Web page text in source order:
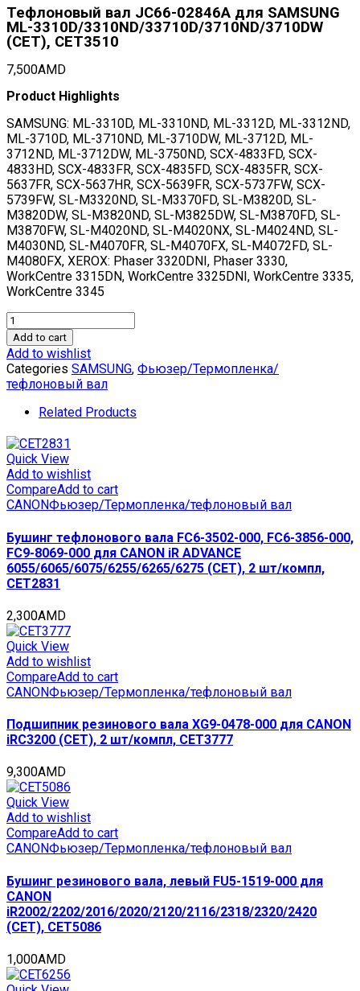
Тефлоновый вал JC66-02846A для SAMSUNG
ML-3310D/3310ND/33710D/3710ND/3710DW
(CET), CET3510
7,500AMD
Product Highlights
SAMSUNG: ML-3310D, ML-3310ND, ML-3312D, ML-3312ND,
ML-3710D, ML-3710ND, ML-3710DW, ML-3712D, ML-
3712ND, ML-3712DW, ML-3750ND, SCX-4833FD, SCX-
4833HD, SCX-4833FR, SCX-4835FD, SCX-4835FR, SCX-
5637FR, SCX-5637HR, SCX-5639FR, SCX-5737FW, SCX-
5739FW, SL-M3320ND, SL-M3370FD, SL-M3820D, SL-
M3820DW, SL-M3820ND, SL-M3825DW, SL-M3870FD, SL-
M3870FW, SL-M4020ND, SL-M4020NX, SL-M4024ND, SL-
M4030ND, SL-M4070FR, SL-M4070FX, SL-M4072FD, SL-
M4080FX, XEROX: Phaser 3320DNI, Phaser 3330,
WorkCentre 3315DN, WorkCentre 3325DNI, WorkCentre 3335,
WorkCentre 3345
Тефлоновый
вал
JC66-
02846A
для
SAMSUNG
ML-
(CET),
CET3510
quantity
Add to cart
Add to wishlist
Categories SAMSUNG, Фьюзер/Термопленка/
тефлоновый вал
Related Products
Quick View
Add to wishlist
CompareAdd to cart
CANONФьюзер/Термопленка/тефлоновый вал
Бушинг тефлонового вала FC6-3502-000, FC6-3856-000,
FC9-8069-000 для CANON iR ADVANCE
6055/6065/6075/6255/6265/6275 (CET), 2 шт/компл,
CET2831
2,300AMD
Quick View
Add to wishlist
CompareAdd to cart
CANONФьюзер/Термопленка/тефлоновый вал
Подшипник резинового вала XG9-0478-000 для CANON
iRC3200 (CET), 2 шт/компл, CET3777
9,300AMD
Quick View
Add to wishlist
CompareAdd to cart
CANONФьюзер/Термопленка/тефлоновый вал
Бушинг резинового вала, левый FU5-1519-000 для
CANON
iR2002/2202/2016/2020/2120/2116/2318/2320/2420
(CET), CET5086
1,000AMD